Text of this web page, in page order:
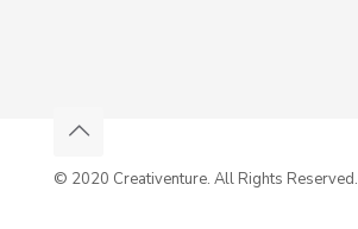
© 2020 Creativenture. All Rights Reserved.